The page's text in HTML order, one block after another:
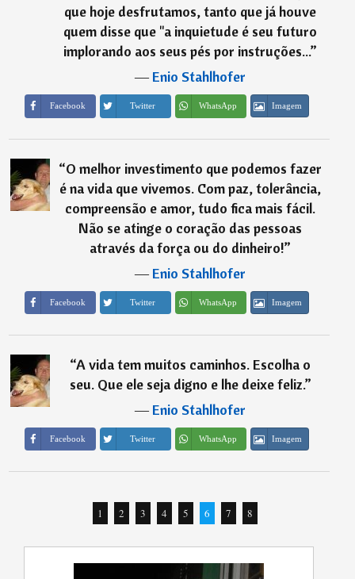
que hoje desfrutamos, tanto que já houve
quem disse que "a inquietude é seu futuro
implorando aos seus pés por instruções...”
―Enio Stahlhofer
Facebook Twitter WhatsApp Imagem
“O melhor investimento que podemos fazer
é na vida que vivemos. Com paz, tolerância,
compreensão e amor, tudo fica mais fácil.
Não se atinge o coração das pessoas
através da força ou do dinheiro!”
―Enio Stahlhofer
Facebook Twitter WhatsApp Imagem
“A vida tem muitos caminhos. Escolha o
seu. Que ele seja digno e lhe deixe feliz.”
―Enio Stahlhofer
Facebook Twitter WhatsApp Imagem
1 2 3 4 5 6 7 8